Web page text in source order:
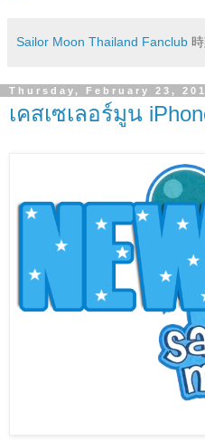
Sailor Moon Thailand Fanclub
Thursday, February 23,
เคสเซเลอร์มูน